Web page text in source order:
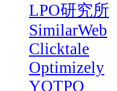
LPO研究所
SimilarWeb
Clicktale
Optimizely
YOTPO